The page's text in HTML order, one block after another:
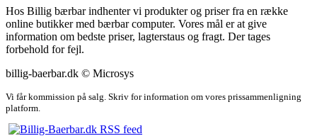
Hos Billig bærbar indhenter vi produkter og priser fra en række
online butikker med bærbar computer. Vores mål er at give
information om bedste priser, lagterstaus og fragt. Der tages
forbehold for fejl.
billig-baerbar.dk © Microsys
Vi får kommission på salg. Skriv for information om vores prissammenligning
platform.